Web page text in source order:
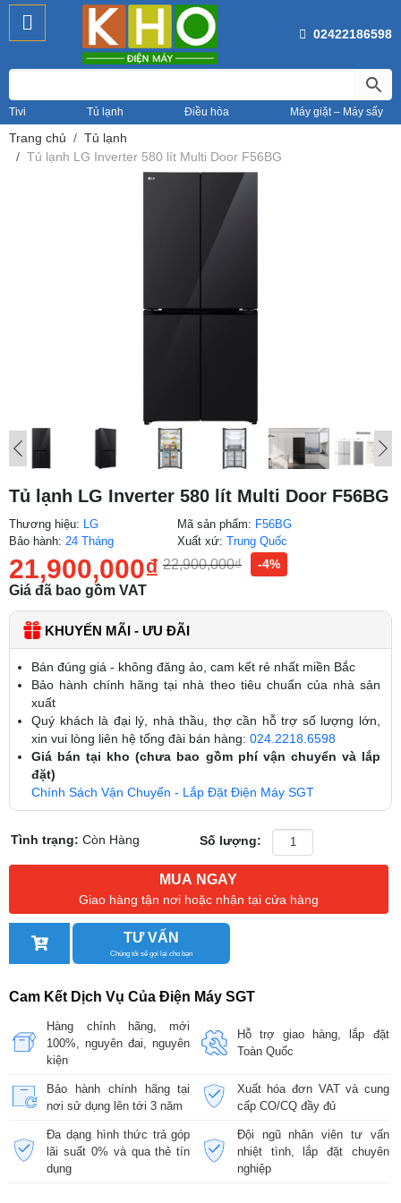
02422186598
Tivi Tủ lạnh Điều hòa Máy giặt – Máy sấy
Trang chủ
Tủ lạnh
Tủ lạnh LG Inverter 580 lít Multi Door F56BG
Tủ lạnh LG Inverter 580 lít Multi Door F56BG
Thương hiệu:
LG
Bảo hành: 24 Tháng
Mã sản phẩm: F56BG
Xuất xứ:Trung Quốc
21,900,000₫ 22,900,000₫ -4%
Giá đã bao gồm VAT
KHUYẾN MÃI - ƯU ĐÃI
Bán đúng giá - không đăng ảo, cam kết rẻ nhất miền Bắc
Bảo hành chính hãng tại nhà theo tiêu chuẩn của nhà sản
xuất
Quý khách là đại lý, nhà thầu, thợ cần hỗ trợ số lượng lớn,
xin vui lòng liên hệ tổng đài bán hàng: 024.2218.6598
Giá bán tại kho (chưa bao gồm phí vận chuyển và lắp
đặt)
Chính Sách Vận Chuyển - Lắp Đặt Điện Máy SGT
Tình trạng:Còn Hàng Số lượng:
MUA NGAY
Giao hàng tận nơi hoặc nhận tại cửa hàng
TƯ VẤN
Chúng tôi sẽ gọi lại cho bạn
Cam Kết Dịch Vụ Của Điện Máy SGT
Hàng chính hãng, mới
100%, nguyên đai, nguyên
kiện
Hỗ trợ giao hàng, lắp đặt
Toàn Quốc
Bảo hành chính hãng tại
nơi sử dụng lên tới 3 năm
Xuất hóa đơn VAT và cung
cấp CO/CQ đầy đủ
Đa dạng hình thức trả góp
lãi suất 0% và qua thẻ tín
dụng
Đội ngũ nhân viên tư vấn
nhiệt tình, lắp đặt chuyên
nghiệp